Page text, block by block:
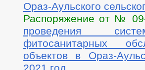
Ораз-Аульского
Распоряжение от №
проведения
фитосанитарных
объектов в Ораз-